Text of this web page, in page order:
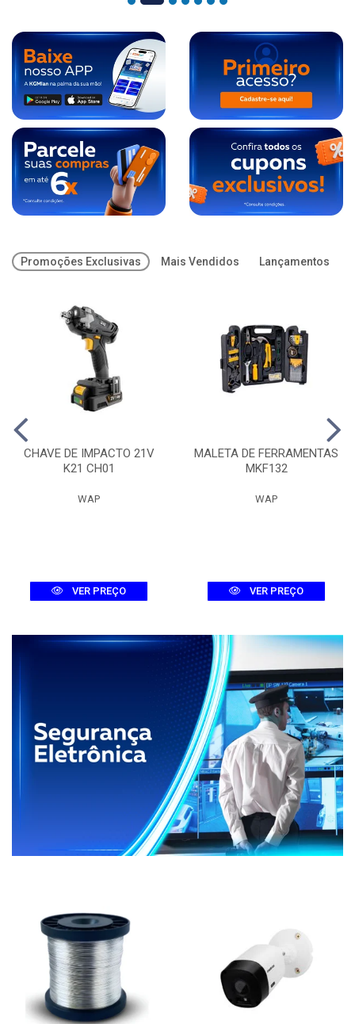
Promoções Exclusivas Mais Vendidos Lançamentos
CHAVE DE IMPACTO 21V
K21 CH01
WAP
VER PREÇO
MALETA DE FERRAMENTAS
MKF132
WAP
VER PREÇO